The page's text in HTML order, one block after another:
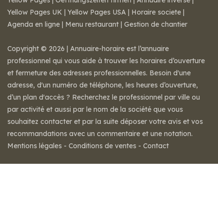
Yellow Pages UK | Yellow Pages USA | Horaire societe |
Agenda en ligne | Menu restaurant | Gestion de chantier
Copyright © 2026 | Annuaire-horaire est l’annuaire
professionnel qui vous aide à trouver les horaires d’ouverture
et fermeture des adresses professionnelles. Besoin d'une
adresse, d'un numéro de téléphone, les heures d’ouverture,
d’un plan d'accès ? Recherchez le professionnel par ville ou
par activité et aussi par le nom de la société que vous
souhaitez contacter et par la suite déposer votre avis et vos
recommandations avec un commentaire et une notation.
Mentions légales - Conditions de ventes - Contact